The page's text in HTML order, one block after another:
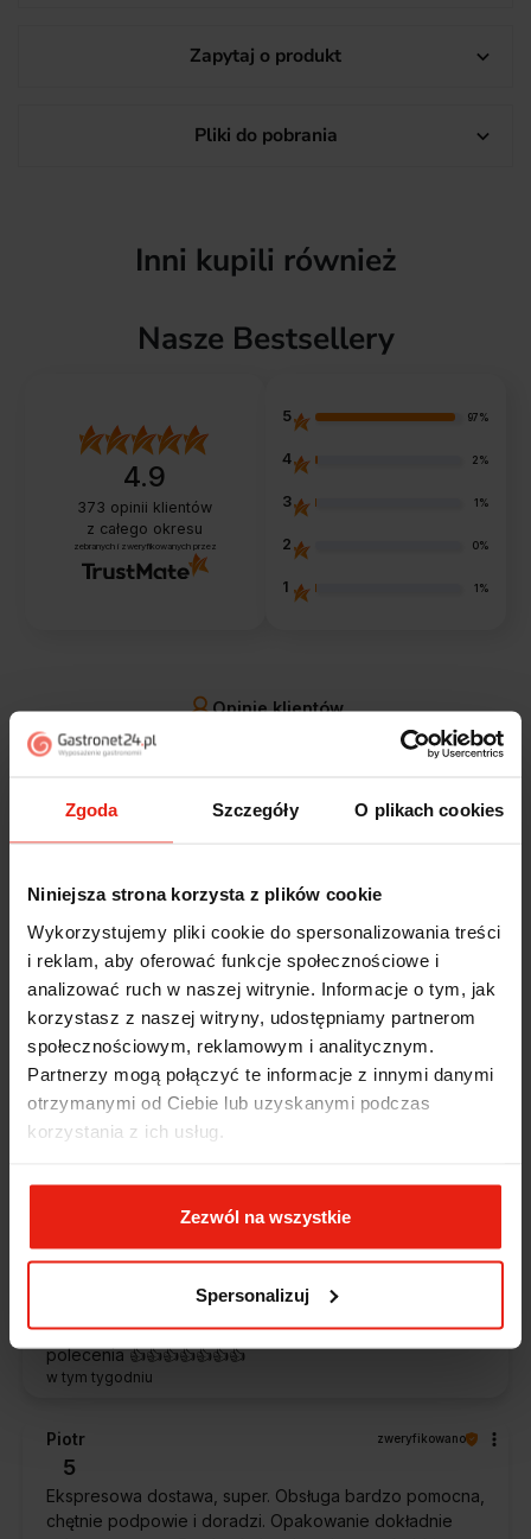
Zgoda Szczegóły O plikach cookies
Niniejsza strona korzysta z plików cookie
Wykorzystujemy pliki cookie do spersonalizowania treści
i reklam, aby oferować funkcje społecznościowe i
analizować ruch w naszej witrynie. Informacje o tym, jak
korzystasz z naszej witryny, udostępniamy partnerom
społecznościowym, reklamowym i analitycznym.
Partnerzy mogą połączyć te informacje z innymi danymi
otrzymanymi od Ciebie lub uzyskanymi podczas
korzystania z ich usług.
Zezwól na wszystkie
Spersonalizuj
Zapytaj o produkt 
Pliki do pobrania 
Inni kupili również
Nasze Bestsellery
4.9
373 opinii klientów
z całego okresu
zebranych i zweryfikowanych przez
5 97%
4 2%
3 1%
2 0%
1 1%
Opinie klientów
filtry
5
Polecam szybko sprawnie dobrze zapakowane
Zostałem świetnie obsłużony. Brawa dla pracowników.
wczoraj
Alicja zweryfikowano
5
Jestem zaskoczona, że ta paczka dotarła do mnie tak
szybko. Paczka dotarła cała i zdrowa. Szybko,
sprawnie, bez problemów. Bardzo pomocna obsługa
w tym tygodniu
Magdalena zweryfikowano
Ekspresowa realizacja zamówienia. Towar zgodny z
oczekiwaniami. Sprzedawca profesjonalny i godny
polecenia 👍️👍️👍️👍️👍️👍️👍️
w tym tygodniu
Piotr zweryfikowano
5
Ekspresowa dostawa, super. Obsługa bardzo pomocna,
chętnie podpowie i doradzi. Opakowanie dokładnie